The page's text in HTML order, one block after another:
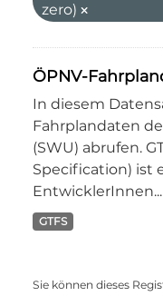
zero)
ÖPNV-
In diesem
Fahrplandaten
(SWU) abrufen.
Specification) ist
EntwicklerInnen...
GTFS
Sie können dieses